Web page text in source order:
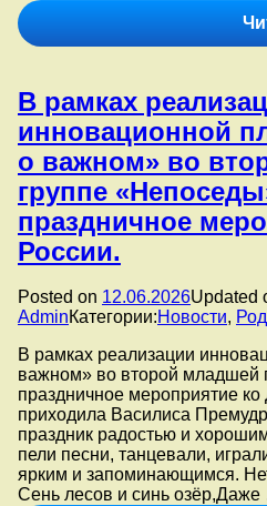
В рамках
инновационной
о важном» во
группе
праздничное
России.
Posted on 12.06.2026Updated
AdminКатегории:Новости,
В рамках реализации
важном» во второй младшей
праздничное мероприятие
приходила Василиса
праздник радостью и
пели песни, танцевали,
ярким и запоминающимся.
Сень лесов и синь